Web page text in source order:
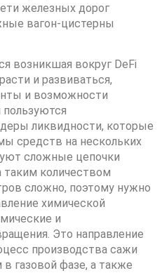
железных дорог
вагон-цистерны
возникшая вокруг DeFi
и развиваться,
и возможности
ликвидности, которые
средств на нескольких
сложные цепочки
таким количеством
сложно, поэтому нужно
химической
и
Это направление
производства сажи
газовой фазе, а также